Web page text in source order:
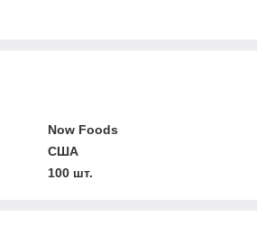
Now Foods
США
100 шт.